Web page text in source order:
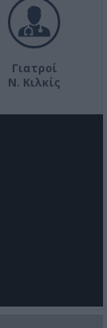
Γιατροί
Ν. Κιλκίς